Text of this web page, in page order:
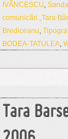
IVÃNCESCU,
comunicãri „Tara
Brediceanu,
BODEA-TATULEA,
Tara